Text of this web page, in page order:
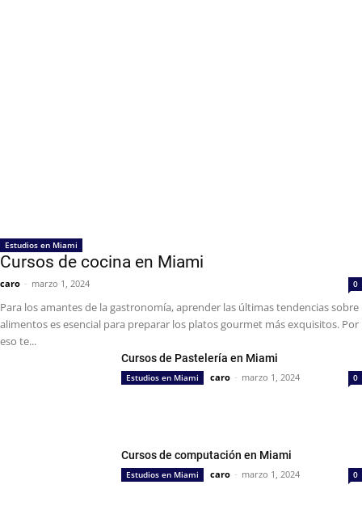
Estudios en Miami
Cursos de cocina en Miami
caro - marzo 1, 2024 0
Para los amantes de la gastronomía, aprender las últimas tendencias sobre
alimentos es esencial para preparar los platos gourmet más exquisitos. Por
eso te...
Cursos de Pastelería en Miami
Estudios en Miami caro - marzo 1, 2024 0
Cursos de computación en Miami
Estudios en Miami caro - marzo 1, 2024 0